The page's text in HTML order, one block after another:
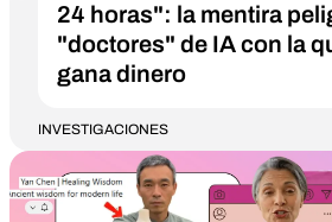
24 horas": la mentira
"doctores" de IA con la
gana dinero
INVESTIGACIONES